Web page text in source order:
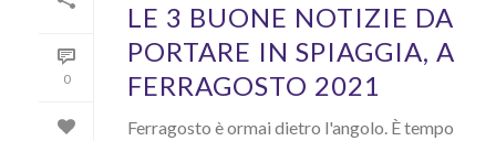
0
LE 3 BUONE NOTIZIE DA
PORTARE IN SPIAGGIA, A
FERRAGOSTO 2021
Ferragosto è ormai dietro l'angolo. È tempo